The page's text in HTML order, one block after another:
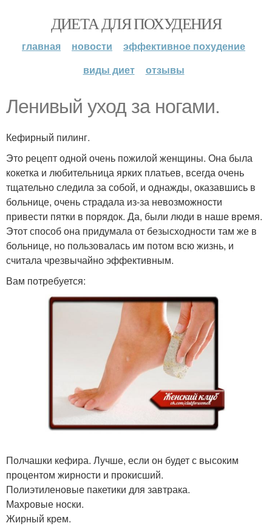
ДИЕТА ДЛЯ ПОХУДЕНИЯ
главная новости
эффективное похудение
виды диет
отзывы
Ленивый уход за ногами.
Кефирный пилинг.
Это рецепт одной очень пожилой женщины. Она была
кокетка и любительница ярких платьев, всегда очень
тщательно следила за собой, и однажды, оказавшись в
больнице, очень страдала из-за невозможности
привести пятки в порядок. Да, были люди в наше время.
Этот способ она придумала от безысходности там же в
больнице, но пользовалась им потом всю жизнь, и
считала чрезвычайно эффективным.
Вам потребуется:
Полчашки кефира. Лучше, если он будет с высоким
процентом жирности и прокисший.
Полиэтиленовые пакетики для завтрака.
Махровые носки.
Жирный крем.